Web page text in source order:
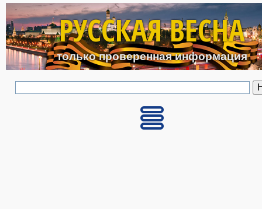
Перейти к основному
РУССКАЯ ВЕСНА
только проверенная информация